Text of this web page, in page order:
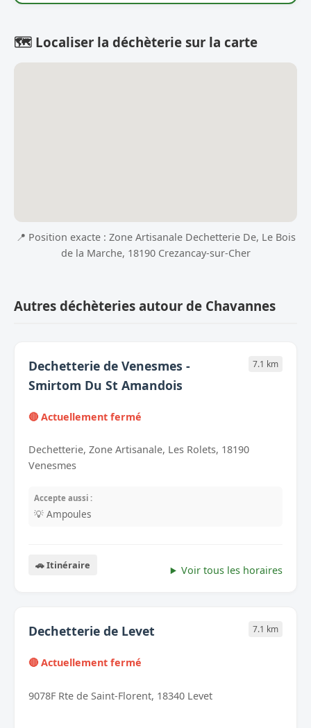
🗺️ Localiser la déchèterie sur la carte
📍 Position exacte : Zone Artisanale Dechetterie De, Le Bois
de la Marche, 18190 Crezancay-sur-Cher
Autres déchèteries autour de Chavannes
Dechetterie de Venesmes -
Smirtom Du St Amandois
7.1 km
🔴 Actuellement fermé
Dechetterie, Zone Artisanale, Les Rolets, 18190
Venesmes
Accepte aussi :
💡 Ampoules
🚗 Itinéraire Voir tous les horaires
Dechetterie de Levet 7.1 km
🔴 Actuellement fermé
9078F Rte de Saint-Florent, 18340 Levet